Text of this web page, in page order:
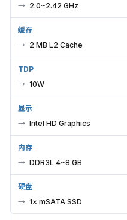
2.0~2.42 GHz
缓存
2 MB L2 Cache
TDP
10W
显示
Intel HD Graphics
内存
DDR3L 4~8 GB
硬盘
1× mSATA SSD